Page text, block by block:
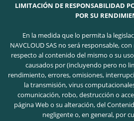
LIMITACIÓN DE RESPONSABILIDAD
POR SU
En la medida que lo permita la
NAVCLOUD SAS no será responsable,
respecto al contenido del mismo o su
causados por (incluyendo pero no
rendimiento, errores, omisiones,
la transmisión, virus
comunicación, robo, destrucción o
página Web o su alteración, del
negligente o, en general, por